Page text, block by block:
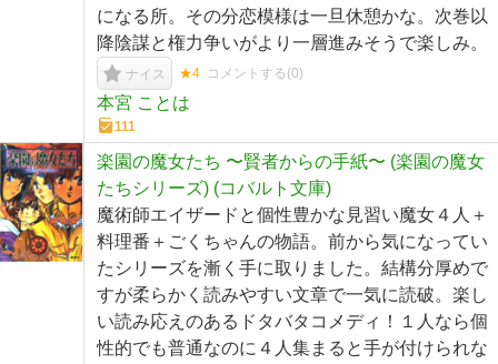
になる所。その分恋模様は一旦休憩かな。次巻以
降陰謀と権力争いがより一層進みそうで楽しみ。
ナイス ★4 コメントする(0)
本宮 ことは
111
楽園の魔女たち 〜賢者からの手紙〜 (楽園の魔女
たちシリーズ) (コバルト文庫)
魔術師エイザードと個性豊かな見習い魔女４人＋
料理番＋ごくちゃんの物語。前から気になってい
たシリーズを漸く手に取りました。結構分厚めで
すが柔らかく読みやすい文章で一気に読破。楽し
い読み応えのあるドタバタコメディ！１人なら個
性的でも普通なのに４人集まると手が付けられな